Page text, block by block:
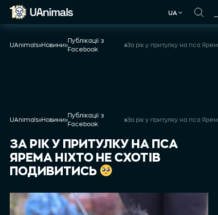
Skip
UA
UAnimals»Новини»
Публікації з
Facebook
»
UAnimals»Новини»
Публікації з
Facebook
»
ЗА РІК У ПРИТУЛКУ НА ПСА
ЯРЕМА НІХТО НЕ СХОТІВ
ПОДИВИТИСЬ